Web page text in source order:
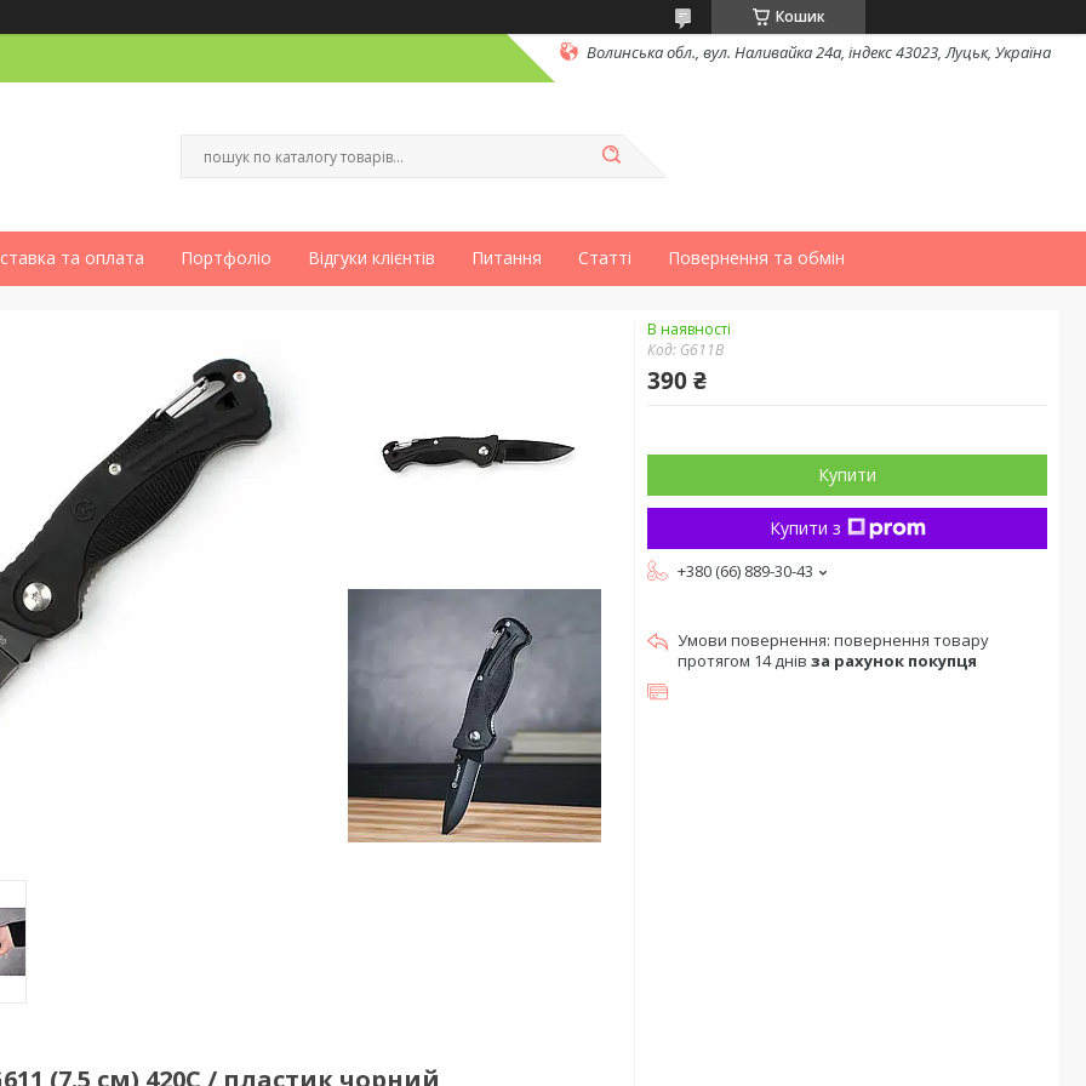
Кошик
Волинська обл., вул. Наливайка 24а, індекс 43023, Луцьк, Україна
та оплата Портфоліо Відгуки клієнтів Питання Статті Повернення та обмін
(7.5 см) 420C / пластик чорний
В наявності
Код: G611B
390 ₴
Купити
Купити з
+380 (66) 889-30-43
повернення товару
протягом 14 днів за рахунок покупця